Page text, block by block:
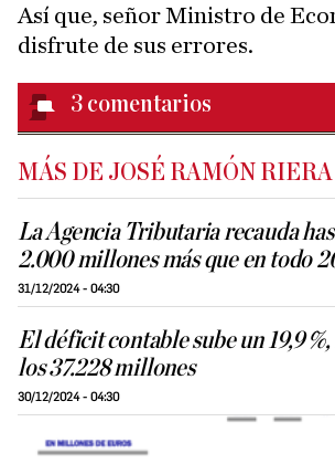
Así que, señor Ministro de
disfrute de sus errores.
3 comentarios
MÁS DE JOSÉ RAMÓN RIERA
La Agencia Tributaria recauda
2.000 millones más que en todo
31/12/2024 - 04:30
El déficit contable sube un 19,9
los 37.228 millones
30/12/2024 - 04:30